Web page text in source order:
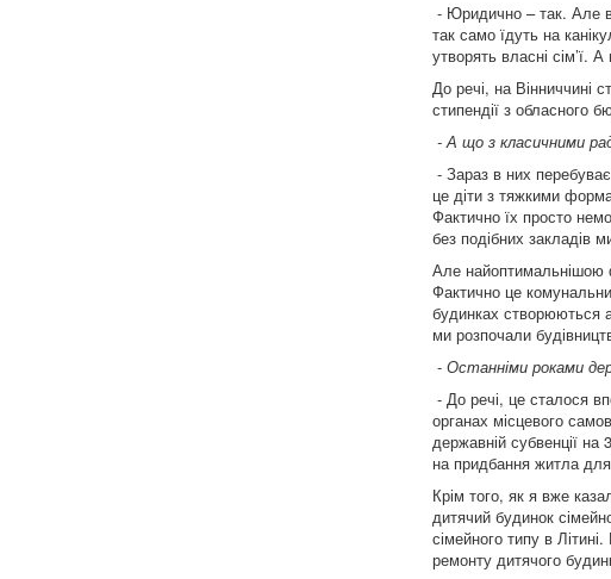
- Юридично – так. Але в
так само їдуть на
утворять власні сім’ї.
До речі, на Вінниччині
стипендії з обласного
- А що з класичними
- Зараз в них
це діти з тяжкими
Фактично їх просто
без подібних закладів
Але найоптимальнішою
Фактично це
будинках
ми розпочали
- Останніми роками
- До речі, це сталося
органах місцевого
державній субвенції
на придбання житла для
Крім того, як я вже
дитячий будинок
сімейного типу в
ремонту дитячого